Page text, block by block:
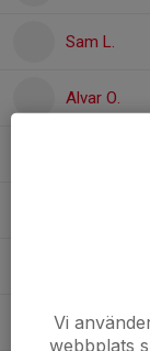
Sam L.
Alvar O.
Philip T.
Vi
webbplats